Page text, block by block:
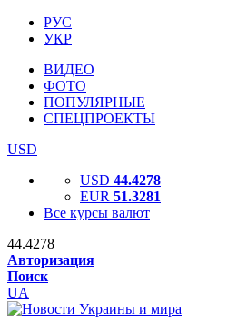
РУС
УКР
ВИДЕО
ФОТО
ПОПУЛЯРНЫЕ
СПЕЦПРОЕКТЫ
USD
USD 44.4278
EUR 51.3281
Все курсы валют
44.4278
Авторизация
Поиск
UA